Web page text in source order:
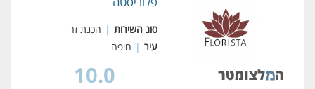
סוג השירות | הכנת זר
עיר | חיפה
10.0